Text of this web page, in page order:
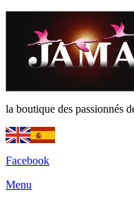
la boutique des passionnés
Facebook
Menu